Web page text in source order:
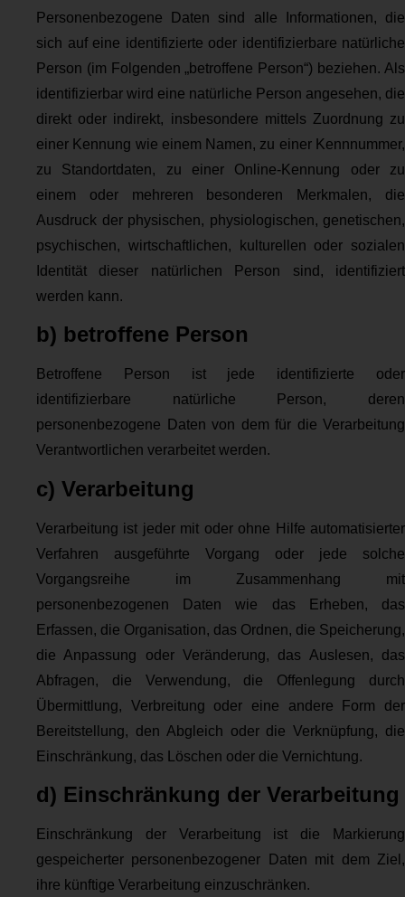
Personenbezogene Daten sind alle Informationen, die
sich auf eine identifizierte oder identifizierbare natürliche
Person (im Folgenden „betroffene Person“) beziehen. Als
identifizierbar wird eine natürliche Person angesehen, die
direkt oder indirekt, insbesondere mittels Zuordnung zu
einer Kennung wie einem Namen, zu einer Kennnummer,
zu Standortdaten, zu einer Online-Kennung oder zu
einem oder mehreren besonderen Merkmalen, die
Ausdruck der physischen, physiologischen, genetischen,
psychischen, wirtschaftlichen, kulturellen oder sozialen
Identität dieser natürlichen Person sind, identifiziert
werden kann.
b) betroffene Person
Betroffene Person ist jede identifizierte oder
identifizierbare natürliche Person, deren
personenbezogene Daten von dem für die Verarbeitung
Verantwortlichen verarbeitet werden.
c) Verarbeitung
Verarbeitung ist jeder mit oder ohne Hilfe automatisierter
Verfahren ausgeführte Vorgang oder jede solche
Vorgangsreihe im Zusammenhang mit
personenbezogenen Daten wie das Erheben, das
Erfassen, die Organisation, das Ordnen, die Speicherung,
die Anpassung oder Veränderung, das Auslesen, das
Abfragen, die Verwendung, die Offenlegung durch
Übermittlung, Verbreitung oder eine andere Form der
Bereitstellung, den Abgleich oder die Verknüpfung, die
Einschränkung, das Löschen oder die Vernichtung.
d) Einschränkung der Verarbeitung
Einschränkung der Verarbeitung ist die Markierung
gespeicherter personenbezogener Daten mit dem Ziel,
ihre künftige Verarbeitung einzuschränken.